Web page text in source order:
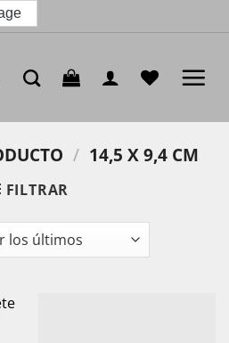
/ 14,5 X 9,4 CM
FILTRAR